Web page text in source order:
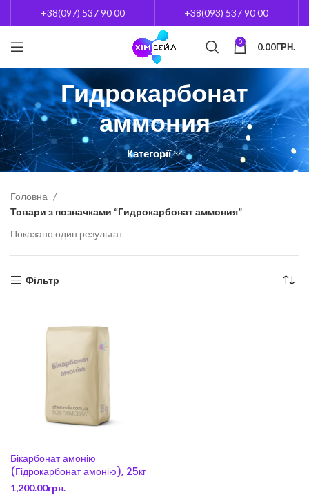
+38(097) 537 90 00 +38(093) 537 90 00
0 0.00ГРН.
Гидрокарбонат
аммония
Категорії
Головна
Товари з позначками “Гидрокарбонат аммония”
Показано один результат
Фільтр
Бікарбонат амонію
(Гідрокарбонат амонію), 25кг
1,200.00грн.